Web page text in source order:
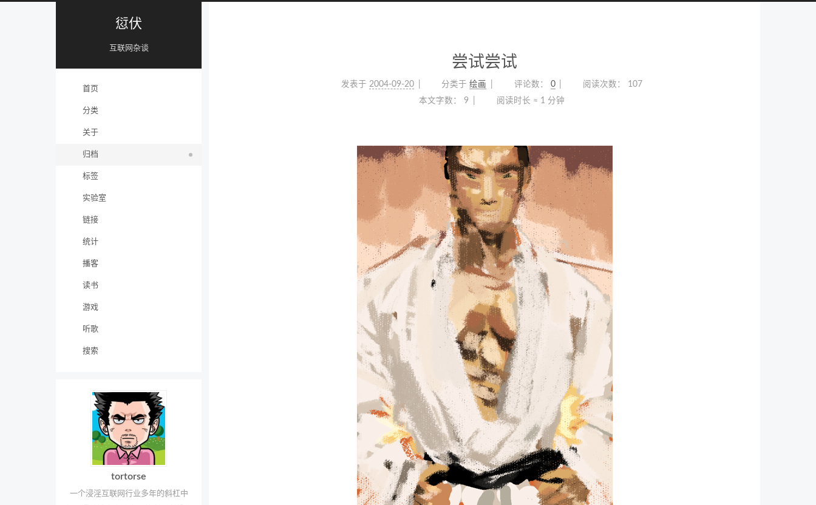
愆伏
互联网杂谈
首页
分类
关于
归档
标签
实验室
链接
统计
播客
读书
游戏
听歌
搜索
tortorse
一个浸淫互联网行业多年的斜杠中
尝试尝试
发表于 2004-09-20 分类于 绘画 评论数： 0 阅读次数：
107
本文字数：
9 阅读时长 ≈ 1 分钟